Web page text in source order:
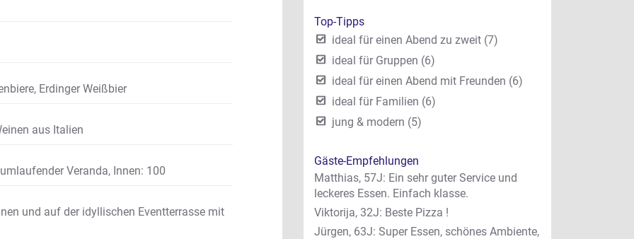
Erdinger Weißbier
aus Italien
Veranda, Innen: 100
und auf der idyllischen Eventterrasse mit
Top-Tipps
ideal für einen Abend zu zweit (7)
ideal für Gruppen (6)
ideal für einen Abend mit Freunden (6)
ideal für Familien (6)
jung & modern (5)
Gäste-Empfehlungen
Matthias, 57J: Ein sehr guter Service und
leckeres Essen. Einfach klasse.
Viktorija, 32J: Beste Pizza !
Jürgen, 63J: Super Essen, schönes Ambiente,